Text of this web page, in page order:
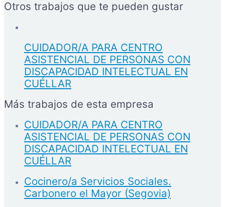
Otros trabajos que te pueden gustar
CUIDADOR/A PARA CENTRO
ASISTENCIAL DE PERSONAS CON
DISCAPACIDAD INTELECTUAL EN
CUÉLLAR
Más trabajos de esta empresa
CUIDADOR/A PARA CENTRO
ASISTENCIAL DE PERSONAS CON
DISCAPACIDAD INTELECTUAL EN
CUÉLLAR
Cocinero/a Servicios Sociales.
Carbonero el Mayor (Segovia)